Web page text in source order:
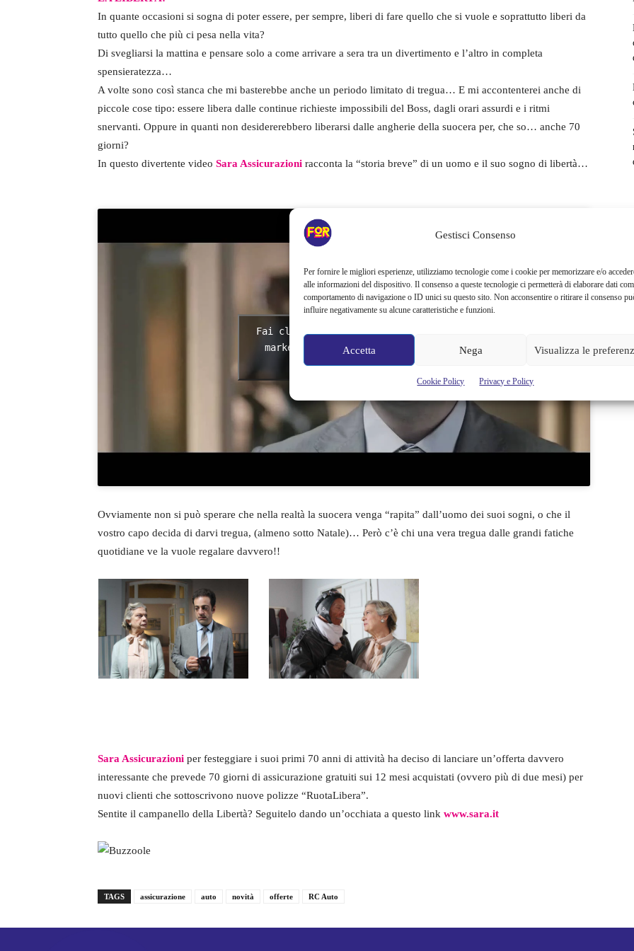
Gestisci Consenso
Per fornire le migliori esperienze, utilizziamo tecnologie come i cookie per memorizzare e/o
alle informazioni del dispositivo. Il consenso a queste tecnologie ci permetterà di elaborare dati
comportamento di navigazione o ID unici su questo sito. Non acconsentire o ritirare il consenso
influire negativamente su alcune caratteristiche e funzioni.
Accetta Nega Visualizza le
Cookie Policy Privacy e Policy
In quante occasioni si sogna di poter essere, per sempre, liberi di fare quello che si vuole e soprattutto liberi da
tutto quello che più ci pesa nella vita?
Di svegliarsi la mattina e pensare solo a come arrivare a sera tra un divertimento e l’altro in completa
spensieratezza…
A volte sono così stanca che mi basterebbe anche un periodo limitato di tregua… E mi accontenterei anche di
piccole cose tipo: essere libera dalle continue richieste impossibili del Boss, dagli orari assurdi e i ritmi
snervanti. Oppure in quanti non desidererebbero liberarsi dalle angherie della suocera per, che so… anche 70
giorni?
In questo divertente video Sara Assicurazioni racconta la “storia breve” di un uomo e il suo sogno di libertà…
Fai clic per accettare i cookie
marketing e abilitare questo
contenuto
Ovviamente non si può sperare che nella realtà la suocera venga “rapita” dall’uomo dei suoi sogni, o che il
vostro capo decida di darvi tregua, (almeno sotto Natale)… Però c’è chi una vera tregua dalle grandi fatiche
quotidiane ve la vuole regalare davvero!!
Sara Assicurazioni per festeggiare i suoi primi 70 anni di attività ha deciso di lanciare un’offerta davvero
interessante che prevede 70 giorni di assicurazione gratuiti sui 12 mesi acquistati (ovvero più di due mesi) per
nuovi clienti che sottoscrivono nuove polizze “RuotaLibera”.
Sentite il campanello della Libertà? Seguitelo dando un’occhiata a questo link www.sara.it
TAGS assicurazione auto novità offerte RC Auto